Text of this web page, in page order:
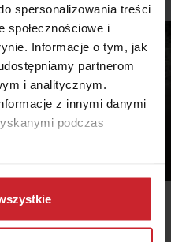
spersonalizowania treści
społecznościowe i
Informacje o tym, jak
partnerom
i analitycznym.
z innymi danymi
podczas
kim jesteśmy, jak
i w jaki sposób
w ramachPolityki